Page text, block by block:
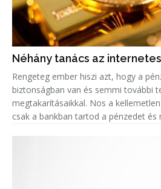
Néhány tanács az
Rengeteg ember hiszi azt, hogy a
biztonságban van és semmi további
megtakarításaikkal. Nos a
csak a bankban tartod a pénzedet